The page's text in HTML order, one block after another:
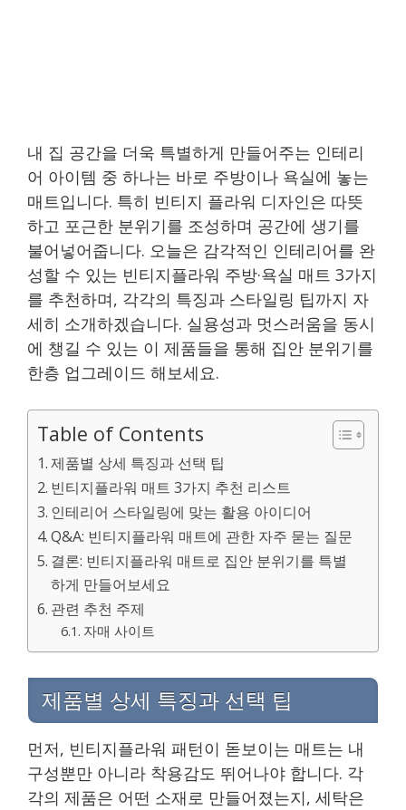
내 집 공간을 더욱 특별하게 만들어주는 인테리
어 아이템 중 하나는 바로 주방이나 욕실에 놓는
매트입니다. 특히 빈티지 플라워 디자인은 따뜻
하고 포근한 분위기를 조성하며 공간에 생기를
불어넣어줍니다. 오늘은 감각적인 인테리어를 완
성할 수 있는 빈티지플라워 주방·욕실 매트 3가지
를 추천하며, 각각의 특징과 스타일링 팁까지 자
세히 소개하겠습니다. 실용성과 멋스러움을 동시
에 챙길 수 있는 이 제품들을 통해 집안 분위기를
한층 업그레이드 해보세요.
Table of Contents
제품별 상세 특징과 선택 팁
빈티지플라워 매트 3가지 추천 리스트
인테리어 스타일링에 맞는 활용 아이디어
Q&A: 빈티지플라워 매트에 관한 자주 묻는 질문
결론: 빈티지플라워 매트로 집안 분위기를 특별
하게 만들어보세요
관련 추천 주제
자매 사이트
제품별 상세 특징과 선택 팁
먼저, 빈티지플라워 패턴이 돋보이는 매트는 내
구성뿐만 아니라 착용감도 뛰어나야 합니다. 각
각의 제품은 어떤 소재로 만들어졌는지, 세탁은